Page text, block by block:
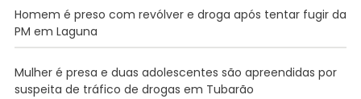
Homem é preso com revólver e droga após tentar fugir da
PM em Laguna
Mulher é presa e duas adolescentes são apreendidas por
suspeita de tráfico de drogas em Tubarão